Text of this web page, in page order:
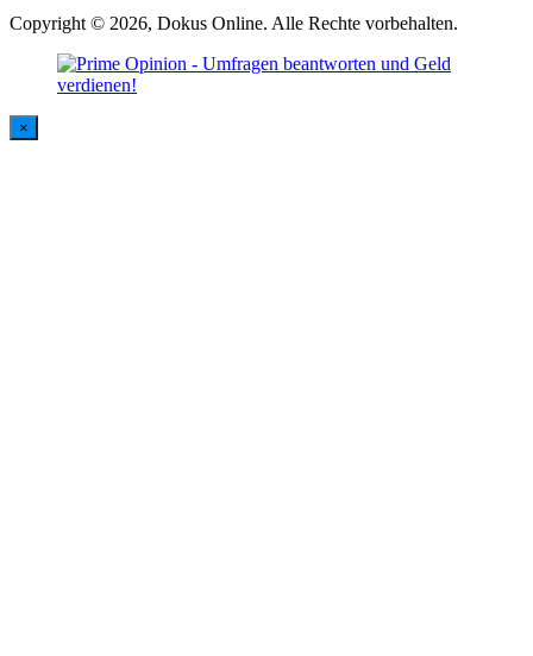
Copyright © 2026, Dokus Online. Alle Rechte vorbehalten.
×